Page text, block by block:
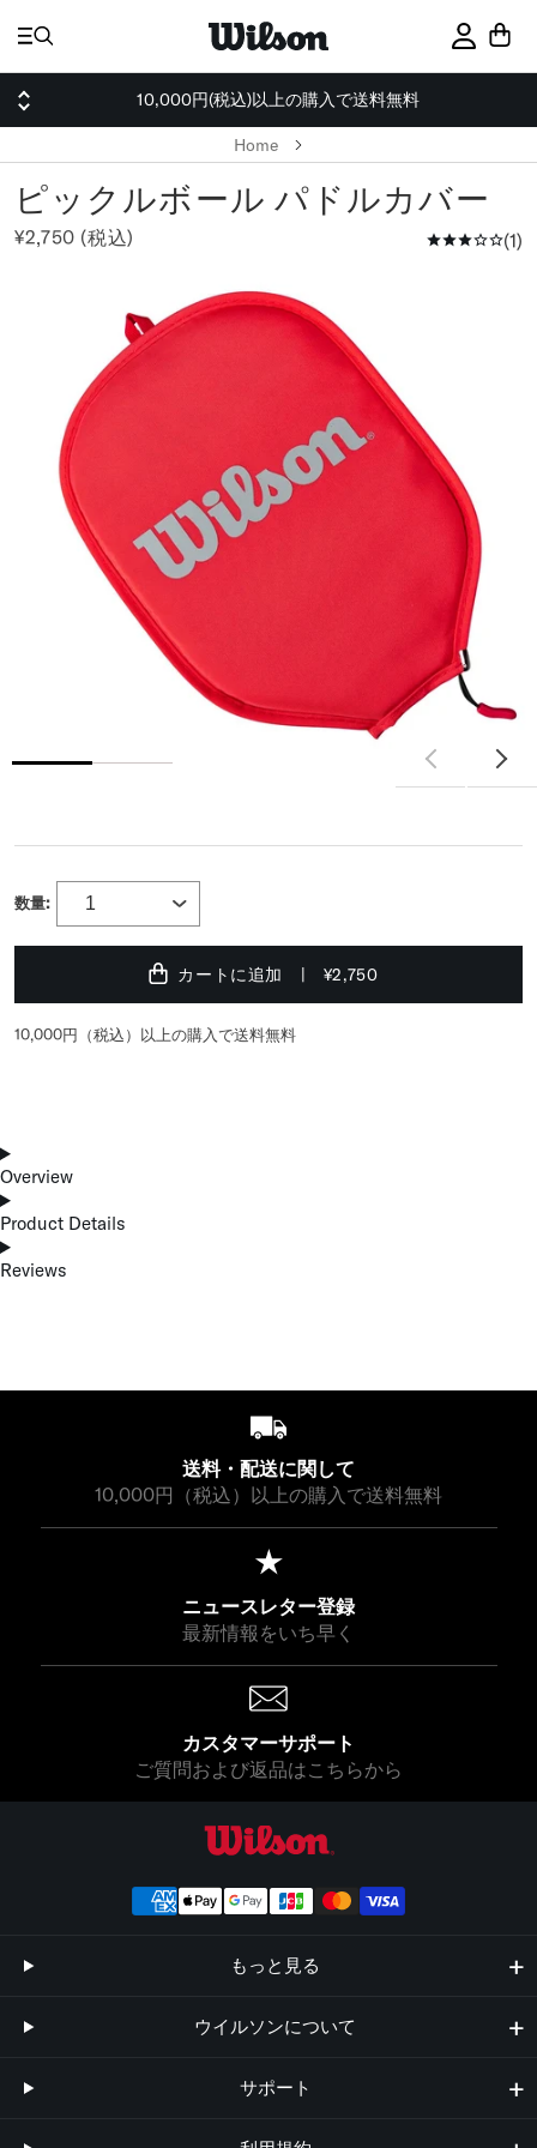
10,000円(税込)以上の購入で送料無料
サイン
Home
ピックルボール パドルカバー
¥2,750 (税込) 1
数量:
カートに追加 ¥2,750
10,000円（税込）以上の購入で送料無料
Overview
Product Details
Reviews
送料・配送に関して
10,000円（税込）以上の購入で送料無料
ニュースレター登録
最新情報をいち早く
カスタマーサポート
ご質問および返品はこちらから
もっと見る
ウイルソンについて
サポート